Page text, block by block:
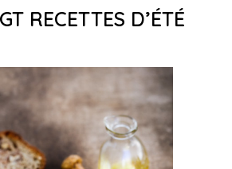
RECETTES D’ÉTÉ